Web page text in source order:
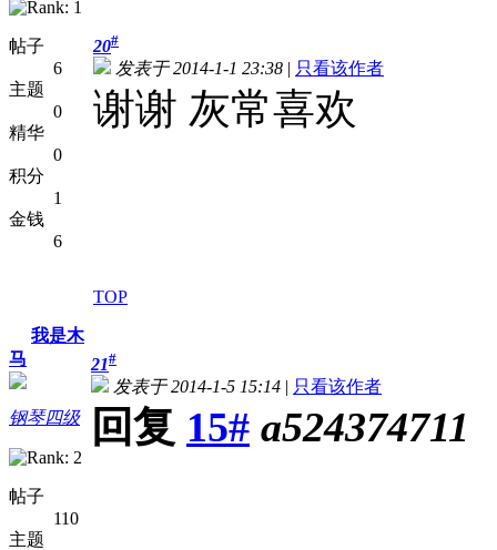
帖子
6
主题
0
精华
0
积分
1
金钱
6
20#
发表于 2014-1-1 23:38 | 只看该作者
谢谢 灰常喜欢
TOP
我是木
马
钢琴四级
帖子
110
主题
21#
发表于 2014-1-5 15:14 | 只看该作者
回复 15# a524374711